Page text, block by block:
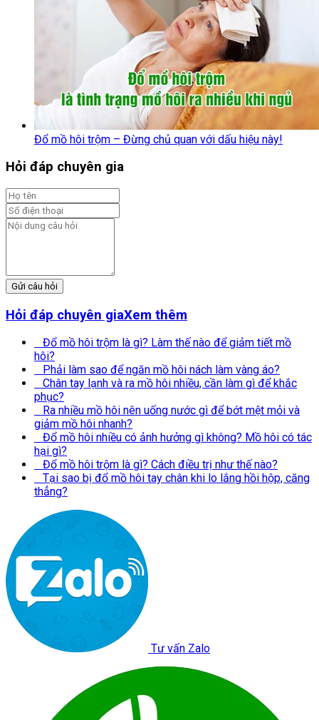
Đổ mồ hôi trộm – Đừng chủ quan với dấu hiệu này!
Hỏi đáp chuyên gia
Gửi câu hỏi
Hỏi đáp chuyên giaXem thêm
Đổ mồ hôi trộm là gì? Làm thế nào để giảm tiết mồ
hôi?
Phải làm sao để ngăn mồ hôi nách làm vàng áo?
Chân tay lạnh và ra mồ hôi nhiều, cần làm gì để khắc
phục?
Ra nhiều mồ hôi nên uống nước gì để bớt mệt mỏi và
giảm mồ hôi nhanh?
Đổ mồ hôi nhiều có ảnh hưởng gì không? Mồ hôi có tác
hại gì?
Đổ mồ hôi trộm là gì? Cách điều trị như thế nào?
Tại sao bị đổ mồ hôi tay chân khi lo lắng hồi hộp, căng
thẳng?
Tư vấn Zalo